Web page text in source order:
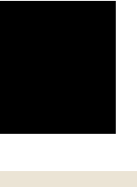
泊など最大
フォアグラ・